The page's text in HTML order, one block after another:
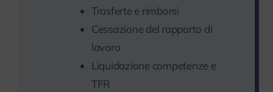
Trasferte e rimborsi
Cessazione del rapporto di
lavoro
Liquidazione competenze e
TFR